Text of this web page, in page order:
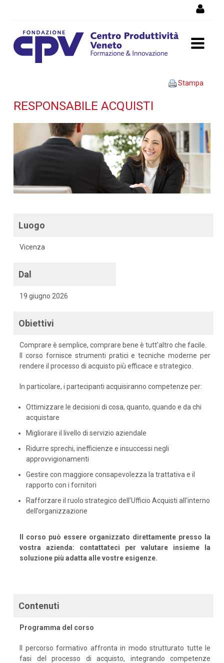
Responsabile acquisti -
Dettaglio corso di
formazione
Stampa
RESPONSABILE ACQUISTI
Luogo
Vicenza
Dal
19 giugno 2026
Obiettivi
Comprare è semplice, comprare bene è tutt’altro che facile.
Il corso fornisce strumenti pratici e tecniche moderne per
rendere il processo di acquisto più efficace e strategico.
In particolare, i partecipanti acquisiranno competenze per:
Ottimizzare le decisioni di cosa, quanto, quando e da chi
acquistare
Migliorare il livello di servizio aziendale
Ridurre sprechi, inefficienze e insuccessi negli
approvvigionamenti
Gestire con maggiore consapevolezza la trattativa e il
rapporto con i fornitori
Rafforzare il ruolo strategico dell’Ufficio Acquisti all’interno
dell’organizzazione
Il corso può essere organizzato direttamente presso la
vostra azienda: contattateci per valutare insieme la
soluzione più adatta alle vostre esigenze.
Contenuti
Programma del corso
Il percorso formativo affronta in modo strutturato tutte le
fasi del processo di acquisto, integrando competenze